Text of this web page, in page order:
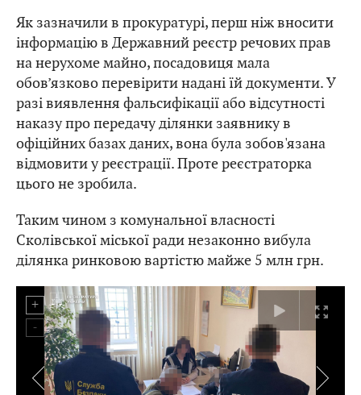
Як зазначили в прокуратурі, перш ніж вносити
інформацію в Державний реєстр речових прав
на нерухоме майно, посадовиця мала
обов’язково перевірити надані їй документи. У
разі виявлення фальсифікації або відсутності
наказу про передачу ділянки заявнику в
офіційних базах даних, вона була зобов'язана
відмовити у реєстрації. Проте реєстраторка
цього не зробила.
Таким чином з комунальної власності
Сколівської міської ради незаконно вибула
ділянка ринковою вартістю майже 5 млн грн.